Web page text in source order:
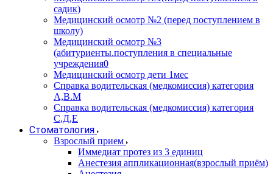
садик)
Медицинский осмотр №2 (перед поступлением в
школу)
Медицинский осмотр №3
(абитуриенты.поступления в специальные
учреждения0
Медицинский осмотр дети 1мес
Справка водительская (медкомиссия) категория
А,В.М
Справка водительская (медкомиссия) категория
С,Д,Е
Стоматология
Взрослый прием
Иммедиат протез из 3 единиц
Анестезия аппликационная(взрослый приём)